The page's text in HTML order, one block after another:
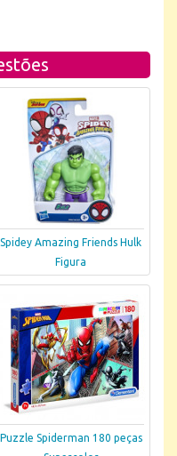
Spidey Amazing Friends Hulk
Figura
Puzzle Spiderman 180 peças